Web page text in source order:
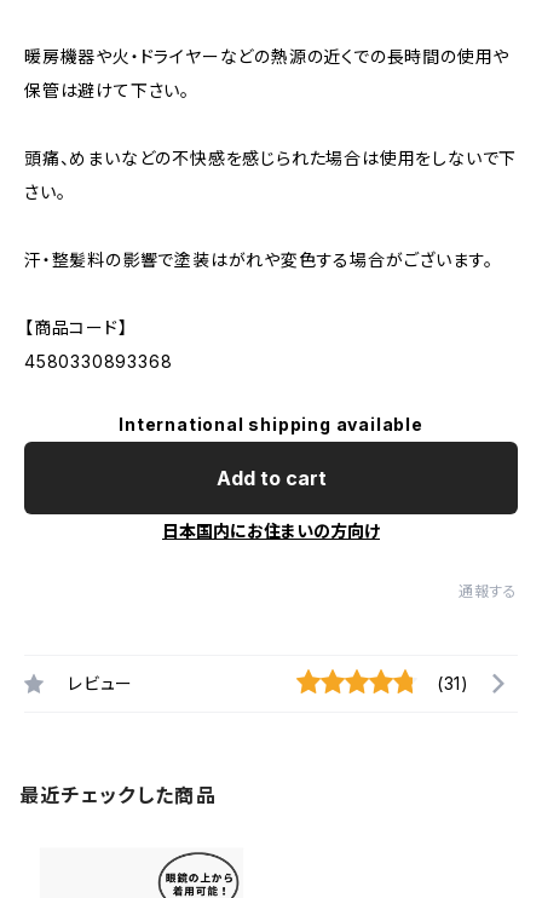
暖房機器や火・ドライヤーなどの熱源の近くでの長時間の使用や
保管は避けて下さい。
頭痛、めまいなどの不快感を感じられた場合は使用をしないで下
さい。
汗・整髪料の影響で塗装はがれや変色する場合がございます。
【商品コード】
4580330893368
International shipping available
Add to cart
日本国内にお住まいの方向け
通報する
レビュー (31)
最近チェックした商品